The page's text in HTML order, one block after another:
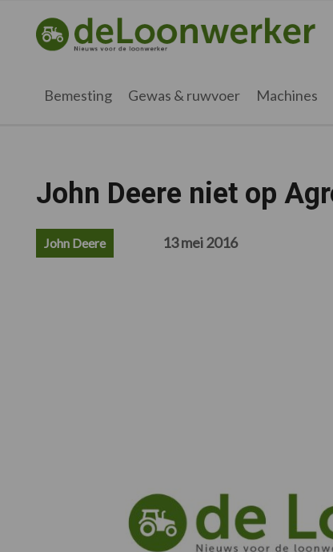
hoofdnavigatie
hoofd
eerste
voettekst
deloonwerker.nl
Bemesting Gewas & ruwvoer Machines
John Deere niet op
John Deere 13 mei 2016